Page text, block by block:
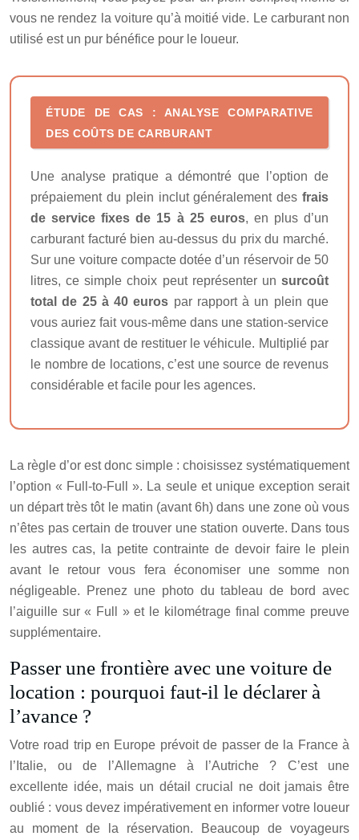
vous ne rendez la voiture qu’à moitié vide. Le carburant non
utilisé est un pur bénéfice pour le loueur.
ÉTUDE DE CAS : ANALYSE COMPARATIVE
DES COÛTS DE CARBURANT
Une analyse pratique a démontré que l’option de
prépaiement du plein inclut généralement des frais
de service fixes de 15 à 25 euros, en plus d’un
carburant facturé bien au-dessus du prix du marché.
Sur une voiture compacte dotée d’un réservoir de 50
litres, ce simple choix peut représenter un surcoût
total de 25 à 40 euros par rapport à un plein que
vous auriez fait vous-même dans une station-service
classique avant de restituer le véhicule. Multiplié par
le nombre de locations, c’est une source de revenus
considérable et facile pour les agences.
La règle d’or est donc simple : choisissez systématiquement
l’option « Full-to-Full ». La seule et unique exception serait
un départ très tôt le matin (avant 6h) dans une zone où vous
n’êtes pas certain de trouver une station ouverte. Dans tous
les autres cas, la petite contrainte de devoir faire le plein
avant le retour vous fera économiser une somme non
négligeable. Prenez une photo du tableau de bord avec
l’aiguille sur « Full » et le kilométrage final comme preuve
supplémentaire.
Passer une frontière avec une voiture de
location : pourquoi faut-il le déclarer à
l’avance ?
Votre road trip en Europe prévoit de passer de la France à
l’Italie, ou de l’Allemagne à l’Autriche ? C’est une
excellente idée, mais un détail crucial ne doit jamais être
oublié : vous devez impérativement en informer votre loueur
au moment de la réservation. Beaucoup de voyageurs